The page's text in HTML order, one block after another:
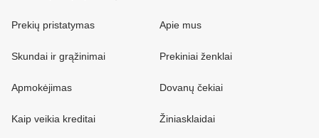
Prekių pristatymas
Skundai ir grąžinimai
Apmokėjimas
Kaip veikia kreditai
Apie mus
Prekiniai ženklai
Dovanų čekiai
Žiniasklaidai